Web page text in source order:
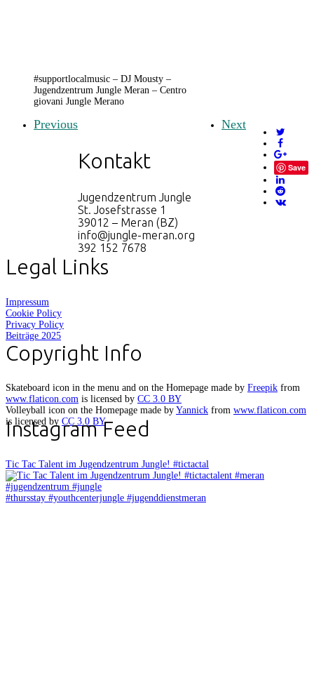
#supportlocalmusic – DJ Mousty –
Jugendzentrum Jungle Meran – Centro
giovani Jungle Merano
Save
Previous Next
Kontakt
Jugendzentrum Jungle
St. Josefstrasse 1
39012 – Meran (BZ)
info@jungle-meran.org
392 152 7678
Legal Links
Impressum
Cookie Policy
Privacy Policy
Beiträge 2025
Copyright Info
Skateboard icon in the menu and on the Homepage made by Freepik from
www.flaticon.com is licensed by CC 3.0 BY
Volleyball icon on the Homepage made by Yannick from www.flaticon.com
is licensed by CC 3.0 BY
Instagram Feed
Tic Tac Talent im Jugendzentrum Jungle! #tictactal
#thursstay #youthcenterjungle #jugenddienstmeran